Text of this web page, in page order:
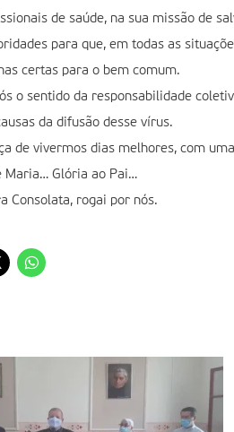
de saúde, na sua missão de
para que, em todas as
certas para o bem comum.
o sentido da responsabilidade
da difusão desse vírus.
de vivermos dias melhores, com
Maria… Glória ao Pai…
Consolata, rogai por nós.